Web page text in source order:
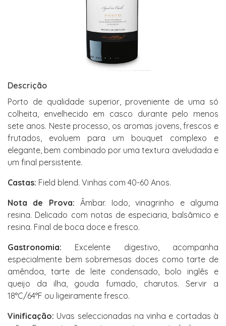
Descrição
Porto de qualidade superior, proveniente de uma só
colheita, envelhecido em casco durante pelo menos
sete anos. Neste processo, os aromas jovens, frescos e
frutados, evoluem para um bouquet complexo e
elegante, bem combinado por uma textura aveludada e
um final persistente.
Castas: Field blend. Vinhas com 40-60 Anos.
Nota de Prova: Âmbar. Iodo, vinagrinho e alguma
resina. Delicado com notas de especiaria, balsâmico e
resina. Final de boca doce e fresco.
Gastronomia: Excelente digestivo, acompanha
especialmente bem sobremesas doces como tarte de
amêndoa, tarte de leite condensado, bolo inglês e
queijo da ilha, gouda fumado, charutos. Servir a
18°C/64°F ou ligeiramente fresco.
Vinificação: Uvas seleccionadas na vinha e cortadas à